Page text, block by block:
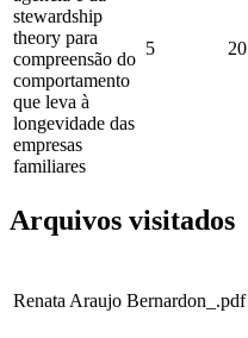
stewardship
theory para
compreensão do
comportamento
que leva à
longevidade das
empresas
familiares
5 20
Arquivos visitados
Renata Araujo Bernardon_.pdf